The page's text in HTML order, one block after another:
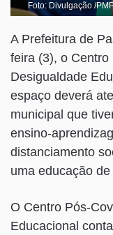
Foto: Divulgação /
A Prefeitura de
feira (3), o
Desigualdade
espaço deverá
municipal que
ensino-
distanciamento
uma educação
O Centro Pós-
Educacional